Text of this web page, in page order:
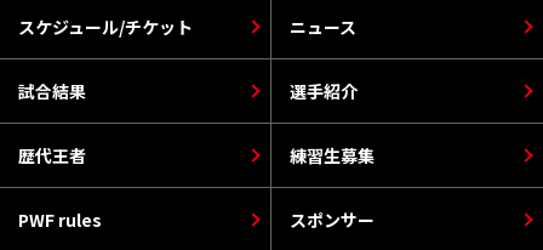
スケジュール/チケット
選手紹介
PWF rules
ニュース
歴代王者
スポンサー
試合結果
練習生募集